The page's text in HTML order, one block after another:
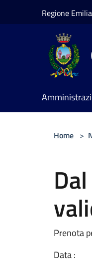
Regione
Home >
Prenota
Data :